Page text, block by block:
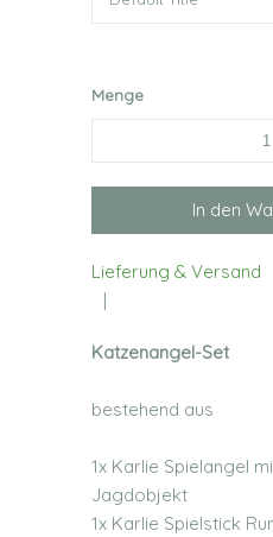
Menge
Lieferung & Versand
|
Katzenangel-Set
bestehend aus
1x Karlie Spielangel
Jagdobjekt
1x Karlie Spielstick